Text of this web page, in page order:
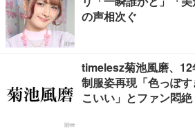
の声相次ぐ
timelesz菊池風磨、12
制服姿再現「色っぽ
こいい」とファン悶絶